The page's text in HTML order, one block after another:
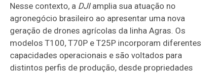
Nesse contexto, a DJIamplia sua atuação no
agronegócio brasileiro ao apresentar uma nova
geração de drones agrícolas da linha Agras. Os
modelos T100, T70P e T25P incorporam diferentes
capacidades operacionais e são voltados para
distintos perfis de produção, desde propriedades